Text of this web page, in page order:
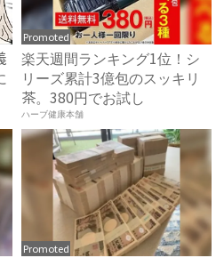
Promoted
楽天週間ランキング1位！シ
リーズ累計3億包のスッキリ
茶。380円でお試し
ハーブ健康本舗
Promoted